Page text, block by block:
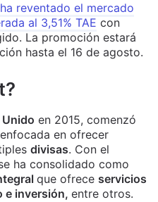
reventado el mercado
al 3,51% TAE con
La promoción estará
hasta el 16 de agosto.
Unido en 2015, comenzó
enfocada en ofrecer
divisas. Con el
ha consolidado como
que ofrece servicios
e inversión, entre otros.